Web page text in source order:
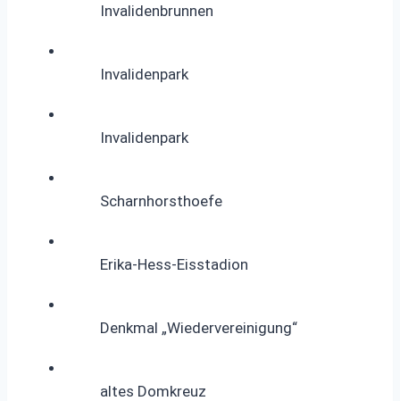
Invalidenbrunnen
Invalidenpark
Invalidenpark
Scharnhorsthoefe
Erika-Hess-Eisstadion
Denkmal „Wiedervereinigung“
altes Domkreuz